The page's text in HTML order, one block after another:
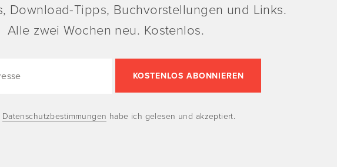
Download-Tipps, Buchvorstellungen und Links.
Alle zwei Wochen neu. Kostenlos.
Datenschutzbestimmungen habe ich gelesen und akzeptiert.